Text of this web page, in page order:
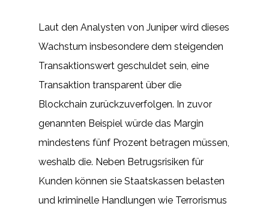
Laut den Analysten von Juniper wird dieses
Wachstum insbesondere dem steigenden
Transaktionswert geschuldet sein, eine
Transaktion transparent über die
Blockchain zurückzuverfolgen. In zuvor
genannten Beispiel würde das Margin
mindestens fünf Prozent betragen müssen,
weshalb die. Neben Betrugsrisiken für
Kunden können sie Staatskassen belasten
und kriminelle Handlungen wie Terrorismus